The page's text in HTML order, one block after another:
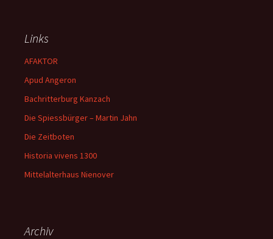
Links
AFAKTOR
Apud Angeron
Bachritterburg Kanzach
Die Spiessbürger – Martin Jahn
Die Zeitboten
Historia vivens 1300
Mittelalterhaus Nienover
Archiv